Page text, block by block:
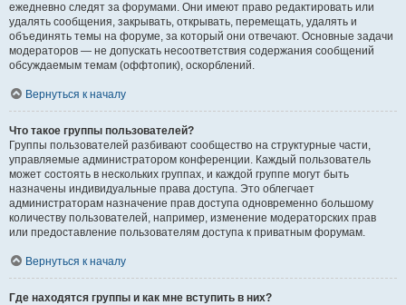
ежедневно следят за форумами. Они имеют право редактировать или
удалять сообщения, закрывать, открывать, перемещать, удалять и
объединять темы на форуме, за который они отвечают. Основные задачи
модераторов — не допускать несоответствия содержания сообщений
обсуждаемым темам (оффтопик), оскорблений.
Вернуться к началу
Что такое группы пользователей?
Группы пользователей разбивают сообщество на структурные части,
управляемые администратором конференции. Каждый пользователь
может состоять в нескольких группах, и каждой группе могут быть
назначены индивидуальные права доступа. Это облегчает
администраторам назначение прав доступа одновременно большому
количеству пользователей, например, изменение модераторских прав
или предоставление пользователям доступа к приватным форумам.
Вернуться к началу
Где находятся группы и как мне вступить в них?